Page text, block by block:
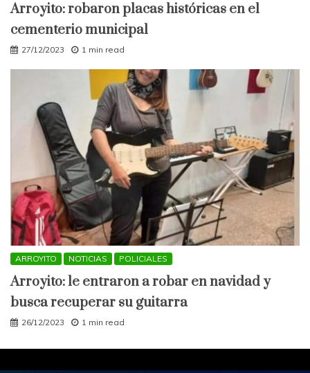
Arroyito: robaron placas históricas en el
cementerio municipal
27/12/2023 1 min read
ARROYITO NOTICIAS POLICIALES
Arroyito: le entraron a robar en navidad y
busca recuperar su guitarra
26/12/2023 1 min read